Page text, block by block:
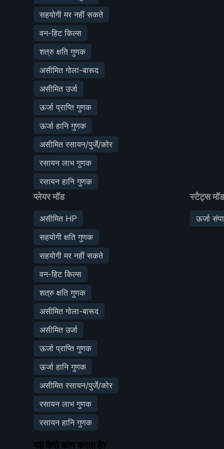
सहयोगी मर नहीं सकते
वन-हिट किल्स
शत्रु क्षति गुणक
असीमित गोला-बारूद
असीमित उर्जा
ऊर्जा प्राप्ति गुणक
ऊर्जा हानि गुणक
असीमित रसायन/पुर्जे/कोर
रसायन लाभ गुणक
रसायन हानि गुणक
प्लेयर मॉड
असीमित HP
सहयोगी क्षति गुणक
सहयोगी मर नहीं सकते
वन-हिट किल्स
शत्रु क्षति गुणक
असीमित गोला-बारूद
असीमित उर्जा
ऊर्जा प्राप्ति गुणक
ऊर्जा हानि गुणक
असीमित रसायन/पुर्जे/कोर
रसायन लाभ गुणक
रसायन हानि गुणक
स्टैट्स मॉड
ऊर्जा
यह कैसे काम करता है?